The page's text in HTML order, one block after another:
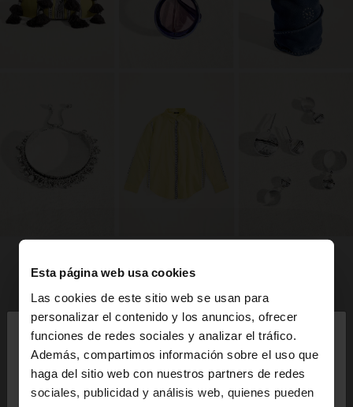
Esta página web usa cookies
Las cookies de este sitio web se usan para
personalizar el contenido y los anuncios, ofrecer
funciones de redes sociales y analizar el tráfico.
Además, compartimos información sobre el uso que
haga del sitio web con nuestros partners de redes
sociales, publicidad y análisis web, quienes pueden
hola
Estás accediendo a la web de Panama. ¿Quieres ir
a la web de United States?